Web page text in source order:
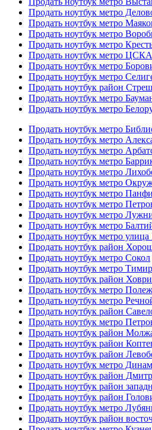
Продать ноутбук метро
Продать ноутбук метро
Продать ноутбук метро
Продать ноутбук метро
Продать ноутбук метро ЦСКА
Продать ноутбук метро
Продать ноутбук метро
Продать ноутбук район
Продать ноутбук метро
Продать ноутбук метро
Продать ноутбук метро
Продать ноутбук метро
Продать ноутбук метро
Продать ноутбук метро
Продать ноутбук метро
Продать ноутбук метро
Продать ноутбук метро
Продать ноутбук метро
Продать ноутбук метро
Продать ноутбук метро
Продать ноутбук метро улица
Продать ноутбук район
Продать ноутбук метро Сокол
Продать ноутбук метро
Продать ноутбук район
Продать ноутбук метро
Продать ноутбук метро
Продать ноутбук район
Продать ноутбук метро
Продать ноутбук район
Продать ноутбук район
Продать ноутбук район
Продать ноутбук метро
Продать ноутбук район
Продать ноутбук район
Продать ноутбук район
Продать ноутбук метро
Продать ноутбук район